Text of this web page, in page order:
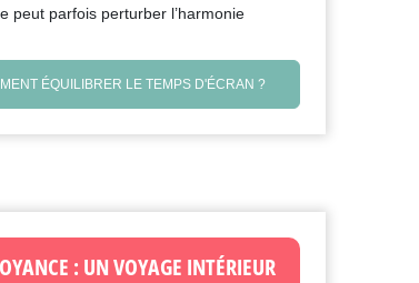
peut parfois perturber l’harmonie
ÉQUILIBRER LE TEMPS D'ÉCRAN ?
: UN VOYAGE INTÉRIEUR